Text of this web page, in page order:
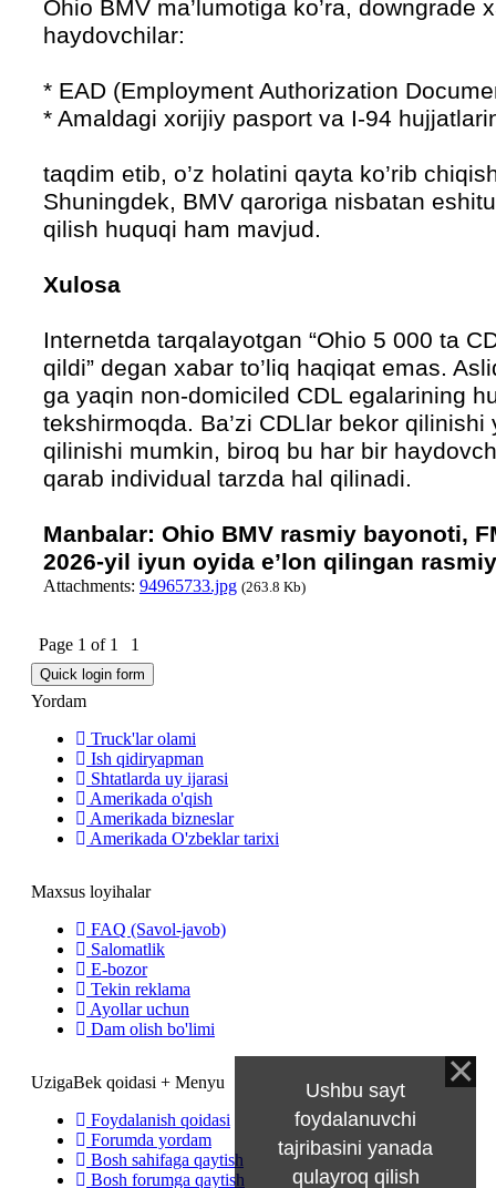
Ohio BMV ma’lumotiga ko’ra, downgrade
haydovchilar:
* EAD (Employment Authorization
* Amaldagi xorijiy pasport va I-94
taqdim etib, o’z holatini qayta ko’rib
Shuningdek, BMV qaroriga nisbatan
qilish huquqi ham mavjud.
Xulosa
Internetda tarqalayotgan “Ohio 5 000 ta
qildi” degan xabar to’liq haqiqat emas.
ga yaqin non-domiciled CDL egalarining
tekshirmoqda. Ba’zi CDLlar bekor qilinishi
qilinishi mumkin, biroq bu har bir
qarab individual tarzda hal qilinadi.
Manbalar: Ohio BMV rasmiy bayonoti,
2026-yil iyun oyida e’lon qilingan
Attachments: 94965733.jpg (263.8 Kb)
Page 1 of 1 1
Yordam
Truck'lar olami
Ish qidiryapman
Shtatlarda uy ijarasi
Amerikada o'qish
Amerikada bizneslar
Amerikada O'zbeklar tarixi
Maxsus loyihalar
FAQ (Savol-javob)
Salomatlik
E-bozor
Tekin reklama
Ayollar uchun
Dam olish bo'limi
UzigaBek qoidasi + Menyu
Foydalanish qoidasi
Forumda yordam
Bosh sahifaga qaytish
Bosh forumga qaytish
Ushbu sayt
foydalanuvchi
tajribasini yanada
qulayroq qilish